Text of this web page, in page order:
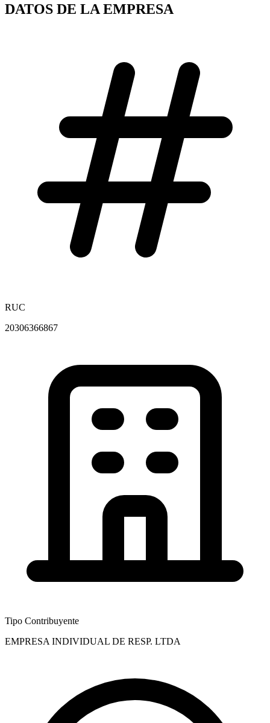
DATOS DE LA EMPRESA
RUC
20306366867
Tipo Contribuyente
EMPRESA INDIVIDUAL DE RESP. LTDA